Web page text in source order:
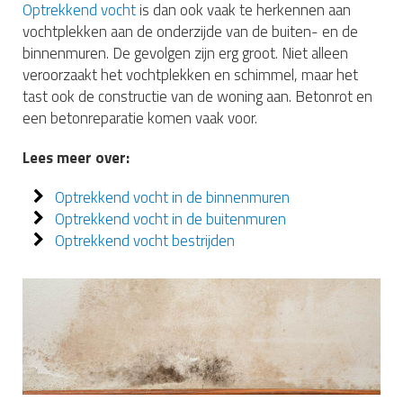
Optrekkend vochtis dan ook vaak te herkennen aan
vochtplekken aan de onderzijde van de buiten- en de
binnenmuren. De gevolgen zijn erg groot. Niet alleen
veroorzaakt het vochtplekken en schimmel, maar het
tast ook de constructie van de woning aan. Betonrot en
een betonreparatie komen vaak voor.
Lees meer over:
Optrekkend vocht in de binnenmuren
Optrekkend vocht in de buitenmuren
Optrekkend vocht bestrijden